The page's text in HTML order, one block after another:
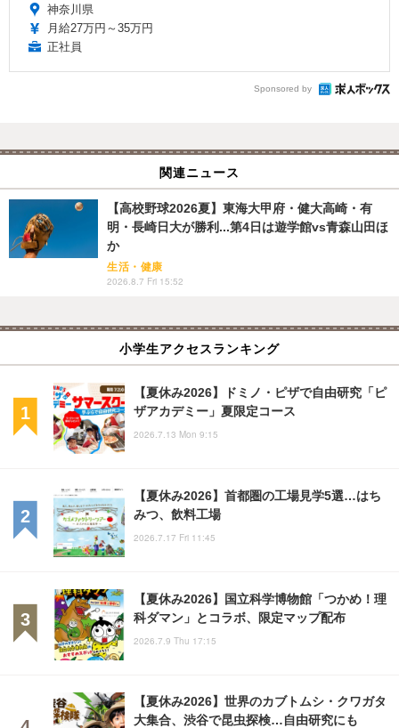
神奈川県
月給27万円～35万円
正社員
Sponsored by
関連ニュース
【高校野球2026夏】東海大甲府・健大高崎・有
明・長崎日大が勝利...第4日は遊学館vs青森山田ほ
か
生活・健康
2026.8.7 Fri 15:52
小学生アクセスランキング
【夏休み2026】ドミノ・ピザで自由研究「ピ
ザアカデミー」夏限定コース
2026.7.13 Mon 9:15
【夏休み2026】首都圏の工場見学5選…はち
みつ、飲料工場
2026.7.17 Fri 11:45
【夏休み2026】国立科学博物館「つかめ！理
科ダマン」とコラボ、限定マップ配布
2026.7.9 Thu 17:15
【夏休み2026】世界のカブトムシ・クワガタ
大集合、渋谷で昆虫探検…自由研究にも